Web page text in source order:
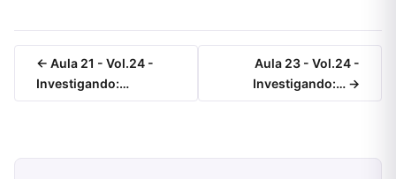
← Aula 21 - Vol.24 -
Investigando:…
Aula 23 - Vol.24 -
Investigando:… →